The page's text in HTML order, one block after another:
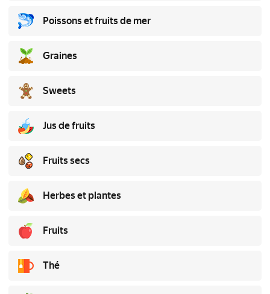
Poissons et fruits de mer
Graines
Sweets
Jus de fruits
Fruits secs
Herbes et plantes
Fruits
Thé